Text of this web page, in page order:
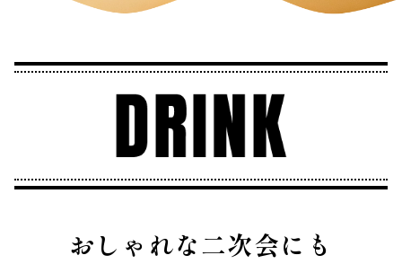
おしゃれな二次会にも